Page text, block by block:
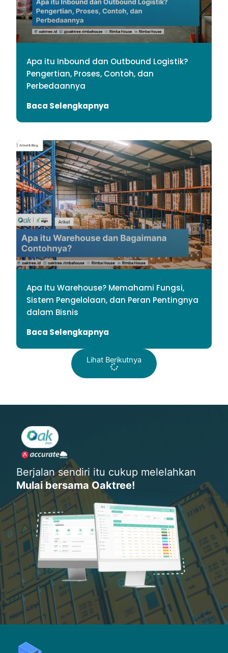
Apa itu Inbound dan Outbound Logistik?
Pengertian, Proses, Contoh, dan
Perbedaannya
Baca Selengkapnya
Apa Itu Warehouse? Memahami Fungsi,
Sistem Pengelolaan, dan Peran Pentingnya
dalam Bisnis
Baca Selengkapnya
Lihat Berikutnya
Berjalan sendiri itu cukup melelahkan
Mulai bersama Oaktree!